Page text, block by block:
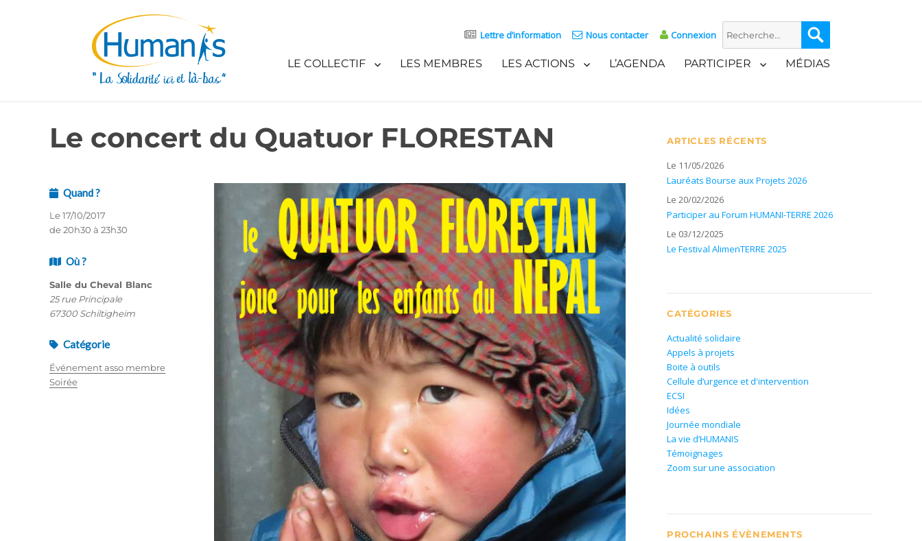
Lettre d’information Nous contacter Connexion
Recherche
pour :
LE COLLECTIF LES MEMBRES LES ACTIONS L’AGENDA PARTICIPER MÉDIAS
Le concert du Quatuor FLORESTAN
Quand ?
Le 17/10/2017
de 20h30 à 23h30
Où ?
Salle du Cheval Blanc
25 rue Principale
67300 Schiltigheim
Catégorie
Événement asso membre
Soirée
ARTICLES RÉCENTS
Le 11/05/2026
Lauréats Bourse aux Projets 2026
Le 20/02/2026
Participer au Forum HUMANI-TERRE 2026
Le 03/12/2025
Le Festival AlimenTERRE 2025
CATÉGORIES
Actualité solidaire
Appels à projets
Boite à outils
Cellule d’urgence et d'intervention
ECSI
Idées
Journée mondiale
La vie d’HUMANIS
Témoignages
Zoom sur une association
PROCHAINS ÉVÈNEMENTS